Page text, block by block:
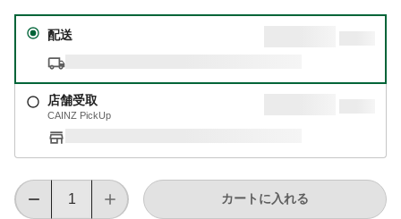
配送
店舗受取
CAINZ PickUp
カートに入れる